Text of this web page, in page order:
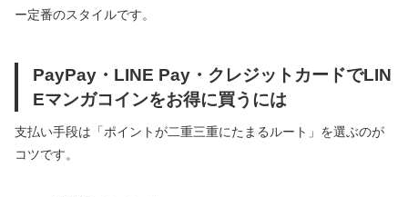
ー定番のスタイルです。
PayPay・LINE Pay・クレジットカードでLIN
Eマンガコインをお得に買うには
支払い手段は「ポイントが二重三重にたまるルート」を選ぶのが
コツです。